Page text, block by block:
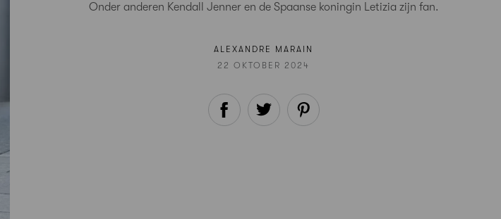
Onder anderen Kendall Jenner en de Spaanse koningin Letizia zijn fan.
ALEXANDRE MARAIN
22 OKTOBER 2024